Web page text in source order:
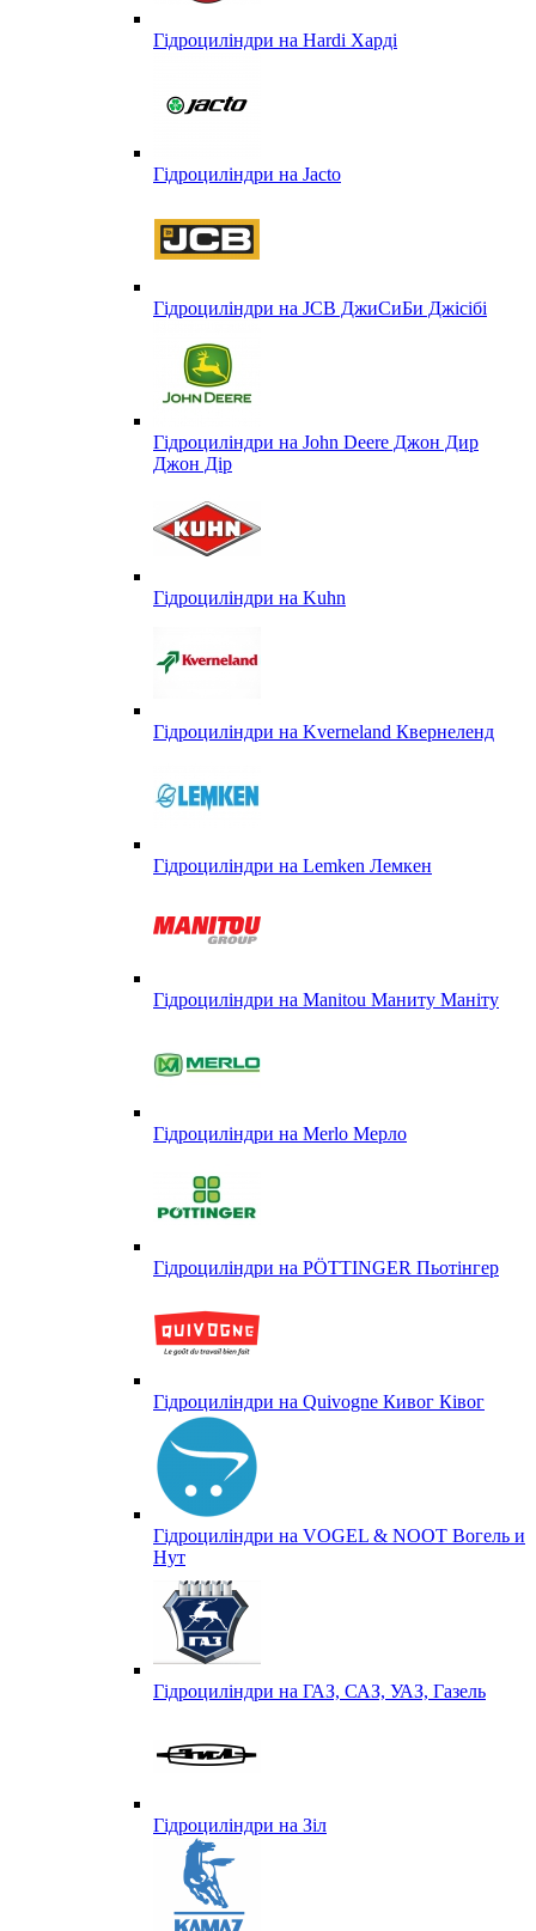
Гідроциліндри на Hardi Харді
Гідроциліндри на Jacto
Гідроциліндри на JCB ДжиСиБи Джісібі
Гідроциліндри на John Deere Джон Дир
Джон Дір
Гідроциліндри на Kuhn
Гідроциліндри на Kverneland Квернеленд
Гідроциліндри на Lemken Лемкен
Гідроциліндри на Manitou Маниту Маніту
Гідроциліндри на Merlo Мерло
Гідроциліндри на PÖTTINGER Пьотінгер
Гідроциліндри на Quivogne Кивог Ківог
Гідроциліндри на VOGEL & NOOT Вогель и
Нут
Гідроциліндри на ГАЗ, САЗ, УАЗ, Газель
Гідроциліндри на Зіл